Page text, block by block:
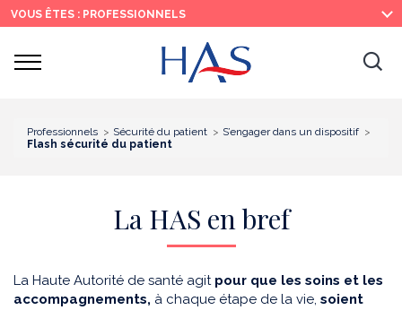
Recherche
Menu
principal
Contenu
principal
VOUS ÊTES : PROFESSIONNELS
Ouvrir
Professionnels Sécurité du patient
S’engager dans un dispositif
Flash sécurité du patient
La HAS en bref
La Haute Autorité de santé agit pour que les soins et les
accompagnements, à chaque étape de la vie, soient